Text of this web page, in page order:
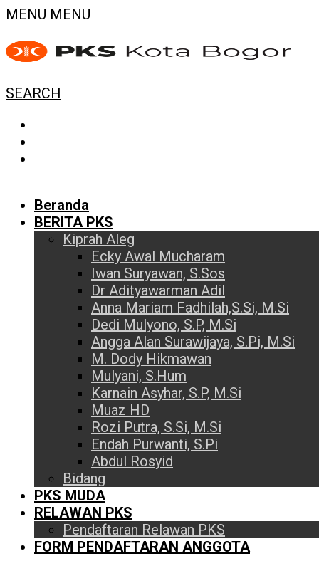
MENU MENU
SEARCH
Beranda
BERITA PKS
Kiprah Aleg
Ecky Awal Mucharam
Iwan Suryawan, S.Sos
Dr Adityawarman Adil
Anna Mariam Fadhilah,S.Si, M.Si
Dedi Mulyono, S.P, M.Si
Angga Alan Surawijaya, S.Pi, M.Si
M. Dody Hikmawan
Mulyani, S.Hum
Karnain Asyhar, S.P, M.Si
Muaz HD
Rozi Putra, S.Si, M.Si
Endah Purwanti, S.Pi
Abdul Rosyid
Bidang
PKS MUDA
RELAWAN PKS
Pendaftaran Relawan PKS
FORM PENDAFTARAN ANGGOTA